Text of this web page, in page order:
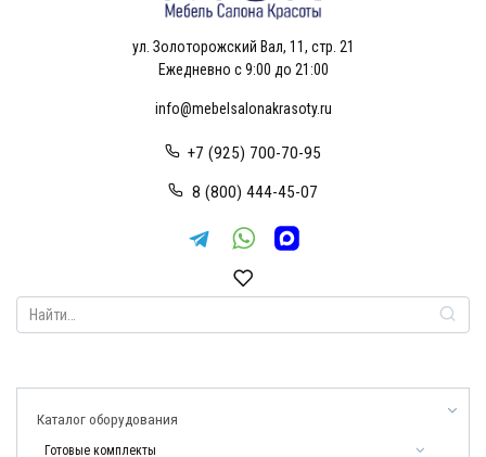
ул. Золоторожский Вал, 11, стр. 21
Ежедневно с 9:00 до 21:00
info@mebelsalonakrasoty.ru
+7 (925) 700-70-95
8 (800) 444-45-07
Search
for:
Каталог оборудования
Готовые комплекты